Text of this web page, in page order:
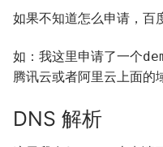
如果不知道怎么申请，百
如：我这里申请了一个
腾讯云或者阿里云上面的
DNS 解析